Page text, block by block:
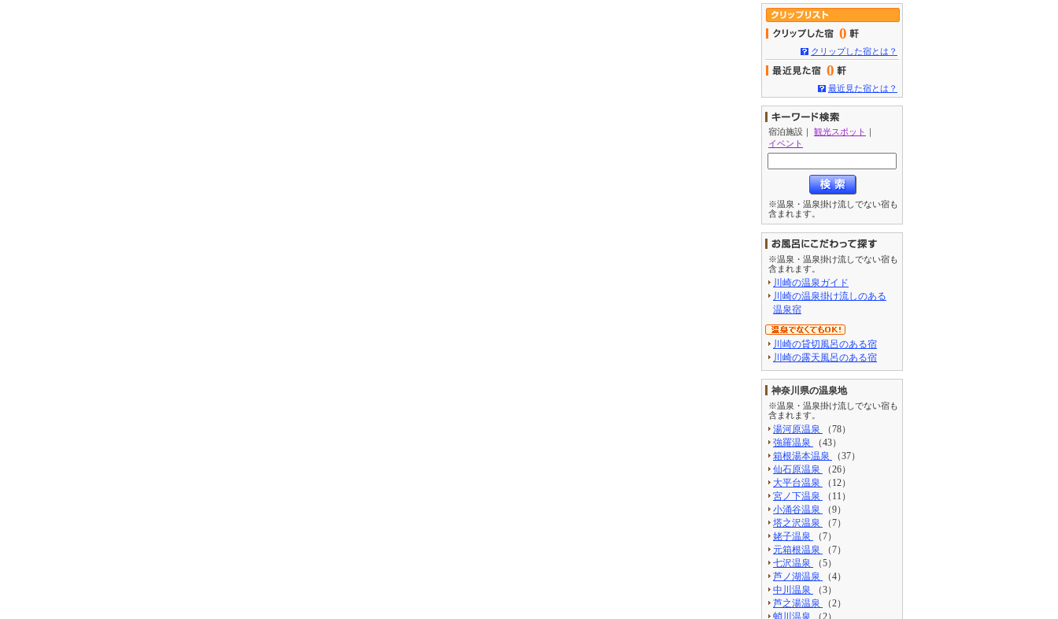
0
クリップした宿とは？
0
最近見た宿とは？
宿泊施設 ｜ 観光スポット ｜
イベント
※温泉・温泉掛け流しでない宿も
含まれます。
※温泉・温泉掛け流しでない宿も
含まれます。
川崎の温泉ガイド
川崎の温泉掛け流しのある
温泉宿
川崎の貸切風呂のある宿
川崎の露天風呂のある宿
神奈川県の温泉地
※温泉・温泉掛け流しでない宿も
含まれます。
湯河原温泉
（78）
強羅温泉
（43）
箱根湯本温泉
（37）
仙石原温泉
（26）
大平台温泉
（12）
宮ノ下温泉
（11）
小涌谷温泉
（9）
塔之沢温泉
（7）
姥子温泉
（7）
元箱根温泉
（7）
七沢温泉
（5）
芦ノ湖温泉
（4）
中川温泉
（3）
芦之湯温泉
（2）
蛸川温泉
（2）